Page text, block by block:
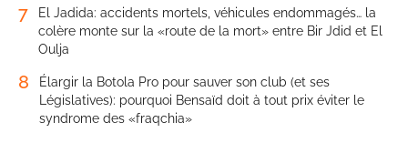
7
El Jadida: accidents mortels, véhicules endommagés… la
colère monte sur la «route de la mort» entre Bir Jdid et El
Oulja
8
Élargir la Botola Pro pour sauver son club (et ses
Législatives): pourquoi Bensaïd doit à tout prix éviter le
syndrome des «fraqchia»